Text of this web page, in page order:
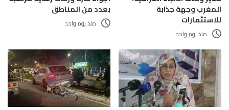
المغرب وجهة جذابة
للاستثمارات
منذ يوم واحد
بعدد من المناطق
منذ يوم واحد